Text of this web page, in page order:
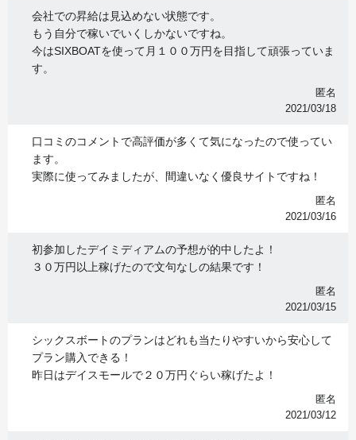
会社での昇給は見込めない状態です。
もう自分で稼いでいくしかないですね。
今はSIXBOATを使って月１００万円を目指して頑張っていま
す。
匿名
2021/03/18
口コミのコメントで高評価が多くて気になったので使ってい
ます。
実際に使ってみましたが、間違いなく優良サイトですね！
匿名
2021/03/16
初参加したデイミディアムの予想が的中したよ！
３０万円以上稼げたので文句なしの結果です！
匿名
2021/03/15
シックスボートのプランはどれも当たりやすいから安心して
プラン購入できる！
昨日はデイスモールで２０万円ぐらい稼げたよ！
匿名
2021/03/12